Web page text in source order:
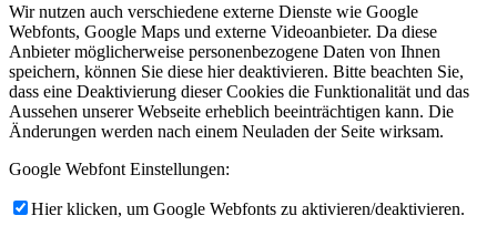
Wir nutzen auch verschiedene externe Dienste wie Google
Webfonts, Google Maps und externe Videoanbieter. Da diese
Anbieter möglicherweise personenbezogene Daten von Ihnen
speichern, können Sie diese hier deaktivieren. Bitte beachten Sie,
dass eine Deaktivierung dieser Cookies die Funktionalität und das
Aussehen unserer Webseite erheblich beeinträchtigen kann. Die
Änderungen werden nach einem Neuladen der Seite wirksam.
Google Webfont Einstellungen:
Hier klicken, um Google Webfonts zu aktivieren/deaktivieren.